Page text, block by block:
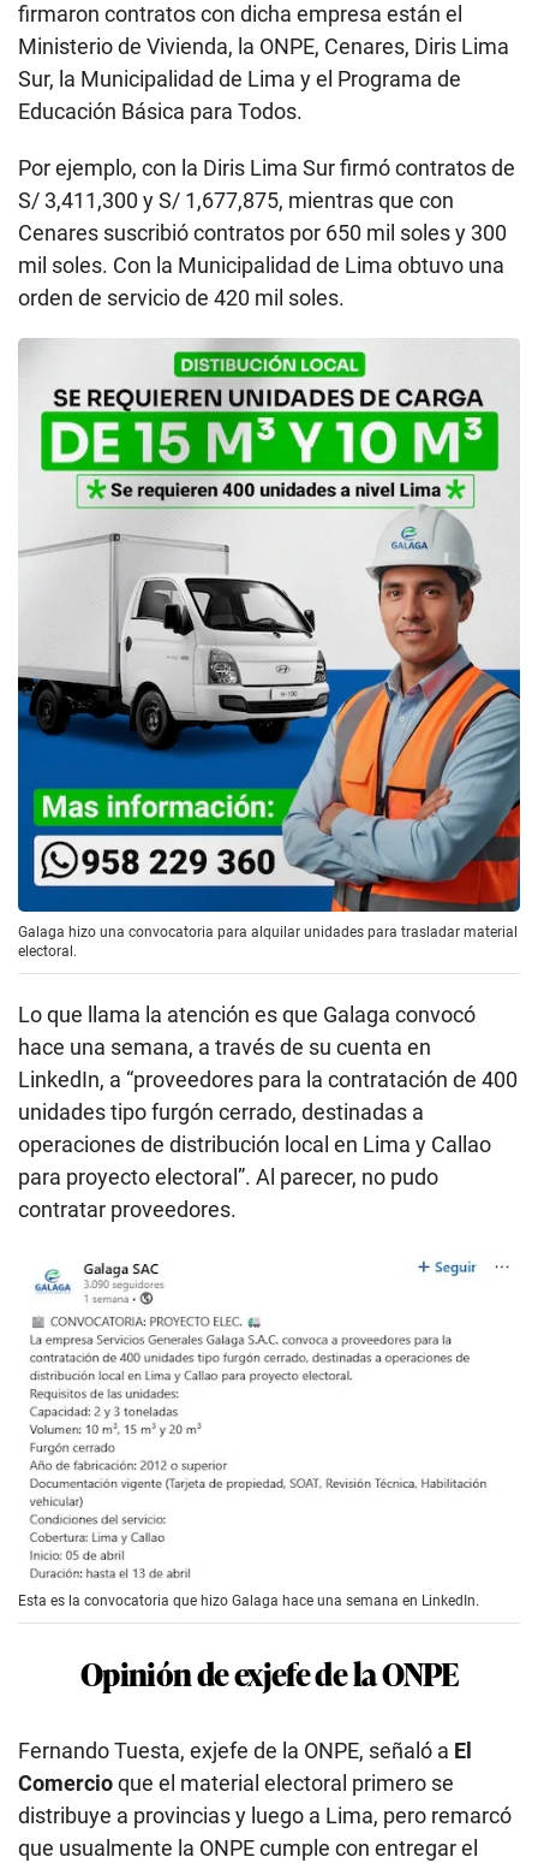
firmaron contratos con dicha empresa están el
Ministerio de Vivienda, la ONPE, Cenares, Diris Lima
Sur, la Municipalidad de Lima y el Programa de
Educación Básica para Todos.
Por ejemplo, con la Diris Lima Sur firmó contratos de
S/ 3,411,300 y S/ 1,677,875, mientras que con
Cenares suscribió contratos por 650 mil soles y 300
mil soles. Con la Municipalidad de Lima obtuvo una
orden de servicio de 420 mil soles.
Galaga hizo una convocatoria para alquilar unidades para trasladar material
electoral.
Lo que llama la atención es que Galaga convocó
hace una semana, a través de su cuenta en
LinkedIn, a “proveedores para la contratación de 400
unidades tipo furgón cerrado, destinadas a
operaciones de distribución local en Lima y Callao
para proyecto electoral”. Al parecer, no pudo
contratar proveedores.
Esta es la convocatoria que hizo Galaga hace una semana en LinkedIn.
Opinión de exjefe de la ONPE
Fernando Tuesta, exjefe de la ONPE, señaló a El
Comercioque el material electoral primero se
distribuye a provincias y luego a Lima, pero remarcó
que usualmente la ONPE cumple con entregar el